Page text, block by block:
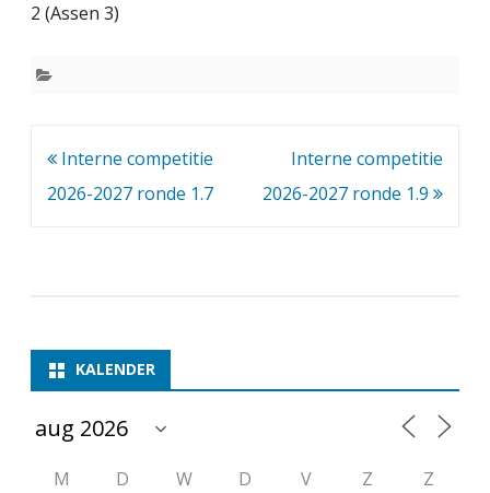
p
e
i
e
2
2 (Assen 3)
Bericht
navigatie
Interne competitie
2026-2027 ronde 1.7
Interne competitie
2026-2027 ronde 1.9
KALENDER
M D W D V Z
Z